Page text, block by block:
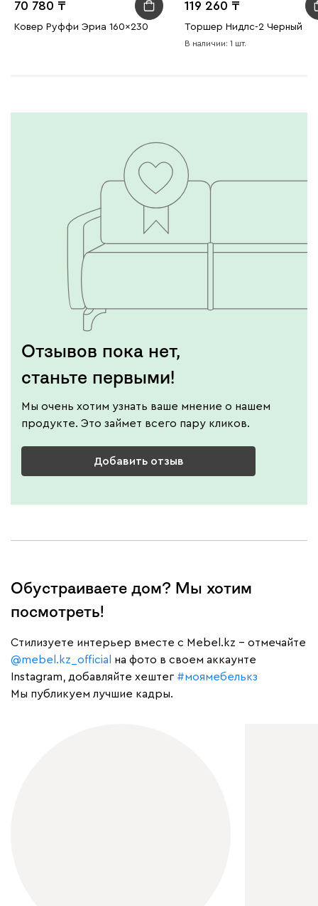
70 780
Ковер Руффи Эриа 160x230
119 260
Торшер Нидлс-2 Черный
В наличии: 1 шт.
Отзывов пока нет,
станьте первыми!
Мы очень хотим узнать ваше мнение о нашем
продукте. Это займет всего пару кликов.
Добавить отзыв
Обустраиваете дом? Мы хотим
посмотреть!
Cтилизуете интерьер вместе с Mebel.kz – отмечайте
@mebel.kz_official
на фото в своем аккаунте
Instagram, добавляйте хештег #моямебелькз
Мы публикуем лучшие кадры.